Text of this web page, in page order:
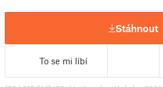
Stáhnout
To se mi líbí